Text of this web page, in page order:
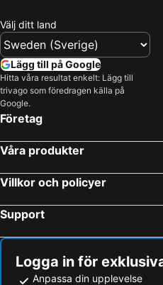
Välj ditt land
Lägg till på Google
Hitta våra resultat enkelt: Lägg till
trivago som föredragen källa på
Google.
Företag
Våra produkter
Villkor och policyer
Support
Logga in för
Anpassa din upplevelse